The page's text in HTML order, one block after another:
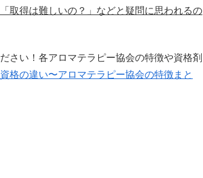
取得は難しいの？」などと疑問に思われるの
さい！ 各アロマテラピー協会の特徴や資格剤
格の違い〜アロマテラピー協会の特徴まと